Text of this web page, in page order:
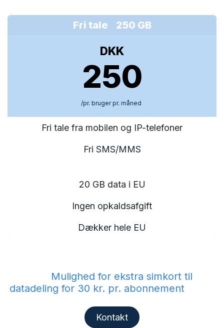
Fri tale 250 GB
DKK
250
/pr. bruger pr. måned
Fri tale fra mobilen og IP-telefoner
Fri SMS/MMS
20 GB data i EU
Ingen opkaldsafgift
Dækker hele EU
Mulighed for ekstra simkort til
datadeling for 30 kr. pr. abonnement
Kontakt